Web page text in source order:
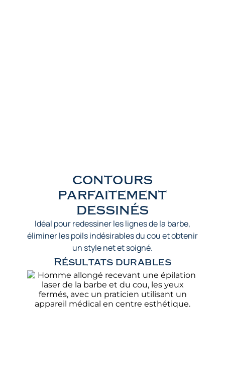
contours
parfaitement
dessinés
Idéal pour redessiner les lignes de la barbe,
éliminer les poils indésirables du cou et obtenir
un style net et soigné.
Résultats durables